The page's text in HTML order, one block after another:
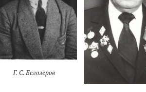
Г. С. Белозеров